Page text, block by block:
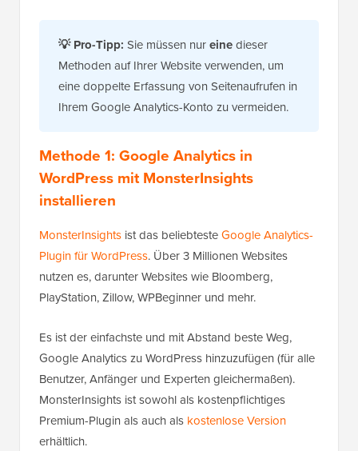
💡 Pro-Tipp: Sie müssen nureinedieser
Methoden auf Ihrer Website verwenden, um
eine doppelte Erfassung von Seitenaufrufen in
Ihrem Google Analytics-Konto zu vermeiden.
Methode 1: Google Analytics in
WordPress mit MonsterInsights
installieren
MonsterInsights ist das beliebtesteGoogle Analytics-
Plugin für WordPress. Über 3 Millionen Websites
nutzen es, darunter Websites wie Bloomberg,
PlayStation, Zillow, WPBeginner und mehr.
Es ist der einfachste und mit Abstand beste Weg,
Google Analytics zu WordPress hinzuzufügen (für alle
Benutzer, Anfänger und Experten gleichermaßen).
MonsterInsights ist sowohl als kostenpflichtiges
Premium-Plugin als auch als kostenlose Version
erhältlich.